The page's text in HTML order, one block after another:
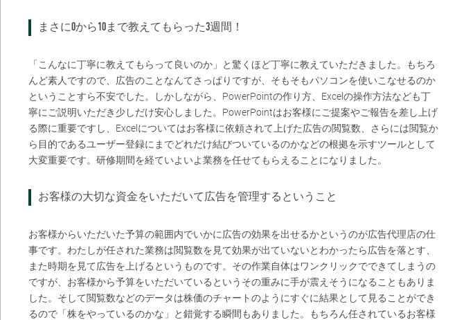
まさに0から10まで教えてもらった3週間！
「こんなに丁寧に教えてもらって良いのか」と驚くほど丁寧に教えていただきました。もちろ
んど素人ですので、広告のことなんてさっぱりですが、そもそもパソコンを使いこなせるのか
ということすら不安でした。しかしながら、PowerPointの作り方、Excelの操作方法なども丁
寧にご説明いただき少しだけ安心しました。PowerPointはお客様にご提案やご報告を差し上げ
る際に重要ですし、Excelについてはお客様に依頼されて上げた広告の閲覧数、さらには閲覧か
ら目的であるユーザー登録にまでどれだけ結びついているのかなどの根拠を示すツールとして
大変重要です。研修期間を経ていよいよ業務を任せてもらえることになりました。
お客様の大切な資金をいただいて広告を管理するということ
お客様からいただいた予算の範囲内でいかに広告の効果を出せるかというのが広告代理店の仕
事です。わたしが任された業務は閲覧数を見て効果が出ていないとわかったら広告を落とす、
また時期を見て広告を上げるというものです。その作業自体はワンクリックでできてしまうの
ですが、お客様から予算をいただいているというその重みに手が震えそうになることもありま
した。そして閲覧数などのデータは株価のチャートのようにすぐに結果として見ることができ
るので「株をやっているのかな」と錯覚する瞬間もありました。もちろん任されているお客様